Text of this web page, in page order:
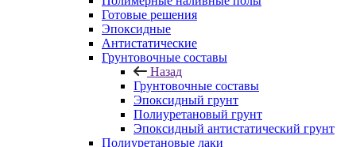
Готовые решения
Эпоксидные
Антистатические
Грунтовочные составы
Назад
Грунтовочные составы
Эпоксидный грунт
Полиуретановый грунт
Эпоксидный антистатический грунт
Полиуретановые лаки